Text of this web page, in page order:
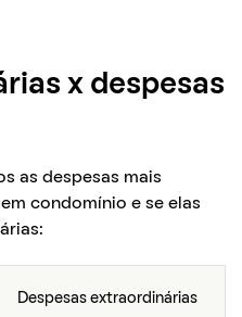
x despesas
as despesas mais
condomínio e se elas
Despesas extraordinárias